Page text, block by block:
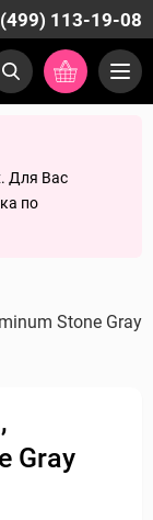
113-19-08
Для Вас
по
Stone Gray
Gray